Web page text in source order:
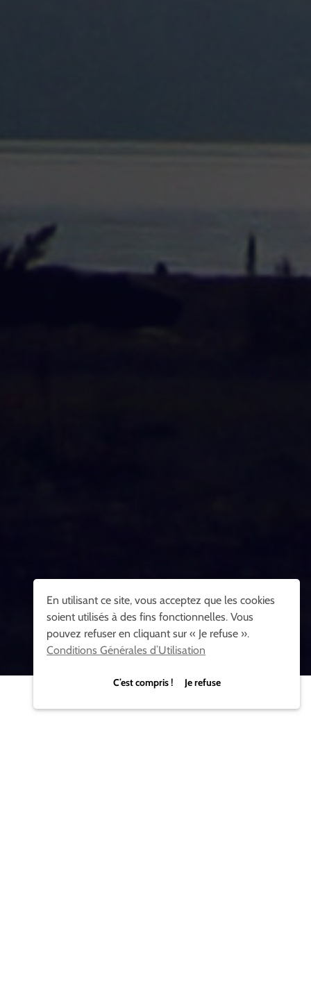
En utilisant ce site, vous acceptez que les cookies
soient utilisés à des fins fonctionnelles. Vous
pouvez refuser en cliquant sur « Je refuse ».
Conditions Générales d’Utilisation
C’est compris ! Je refuse